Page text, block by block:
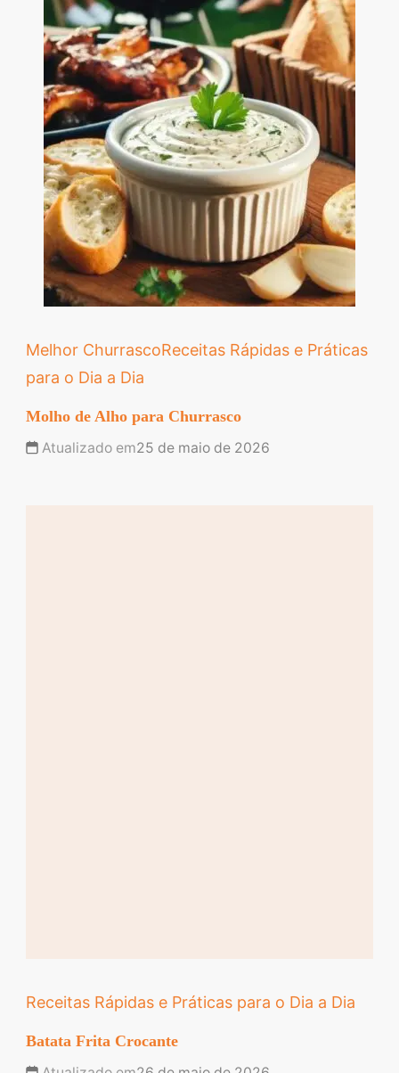
Melhor ChurrascoReceitas Rápidas e Práticas
para o Dia a Dia
Molho de Alho para Churrasco
Atualizado em25 de maio de 2026
Receitas Rápidas e Práticas para o Dia a Dia
Batata Frita Crocante